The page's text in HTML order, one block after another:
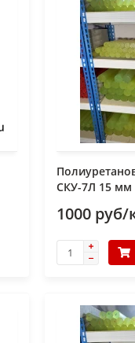
СКУ-7Л 15 мм
1000 руб/